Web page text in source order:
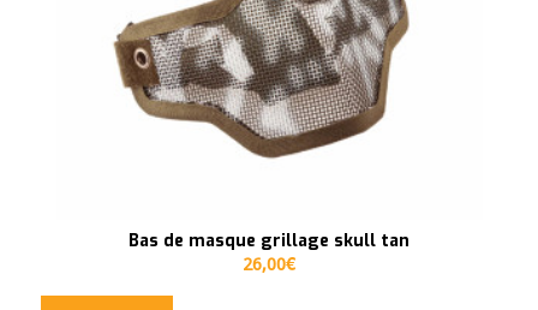
Bas de masque grillage skull tan
26,00€